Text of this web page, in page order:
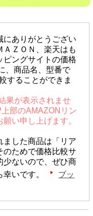
にありがとうござい
ＡＺＯＮ、楽天はも
ピングサイトの価格
、商品名、型番で
することができま
果が表示されませ
部のAMAZONリン
い申し上げます。
した商品は「リア
のためで価格比較サ
少ないので、ぜひ商
いです。
ブッ